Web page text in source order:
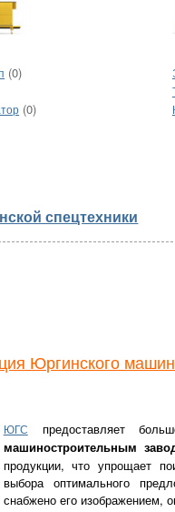
(0)
(0)
спецтехники
Юргинского
ЮГС предоставляет
машиностроительным
продукции, что упрощает
выбора оптимального
снабжено его изображением,